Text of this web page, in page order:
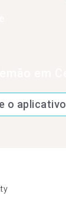
o aplicativo